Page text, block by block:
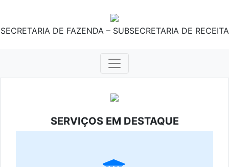
SECRETARIA DE FAZENDA – SUBSECRETARIA DE RECEITA
SERVIÇOS EM DESTAQUE